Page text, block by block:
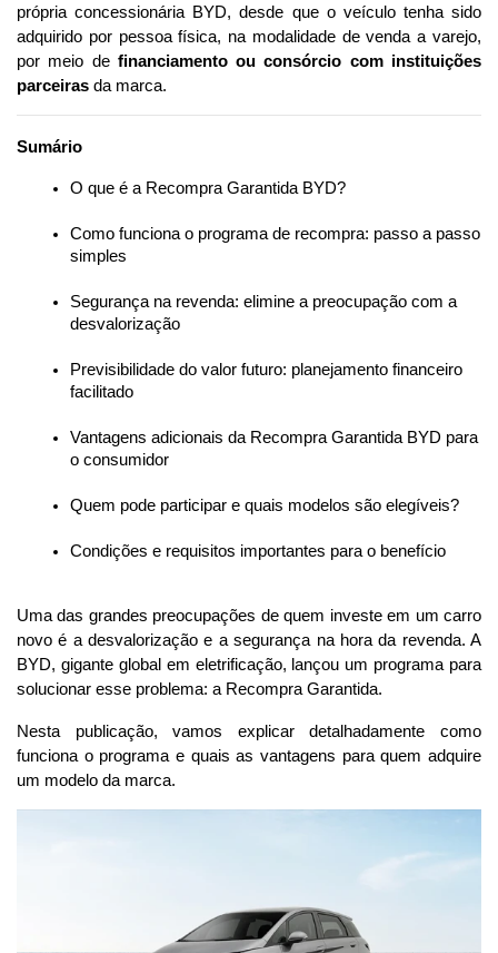
própria concessionária BYD, desde que o veículo tenha sido
adquirido por pessoa física, na modalidade de venda a varejo,
por meio de financiamento ou consórcio com instituições
parceiras da marca.
Sumário
O que é a Recompra Garantida BYD?
Como funciona o programa de recompra: passo a passo
simples
Segurança na revenda: elimine a preocupação com a
desvalorização
Previsibilidade do valor futuro: planejamento financeiro
facilitado
Vantagens adicionais da Recompra Garantida BYD para
o consumidor
Quem pode participar e quais modelos são elegíveis?
Condições e requisitos importantes para o benefício
Uma das grandes preocupações de quem investe em um carro
novo é a desvalorização e a segurança na hora da revenda. A
BYD, gigante global em eletrificação, lançou um programa para
solucionar esse problema: a Recompra Garantida.
Nesta publicação, vamos explicar detalhadamente como
funciona o programa e quais as vantagens para quem adquire
um modelo da marca.